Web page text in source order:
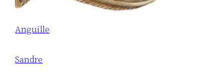
Anguille
Sandre